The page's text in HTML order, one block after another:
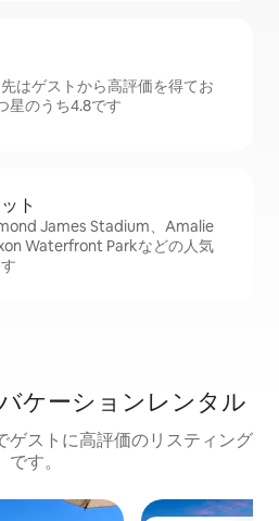
はゲストから高評価を得てお
星のうち4.8です
ト
James Stadium、Amalie
Waterfront Parkなどの人気
ケーションレンタル
ゲストに高評価のリスティング
です。